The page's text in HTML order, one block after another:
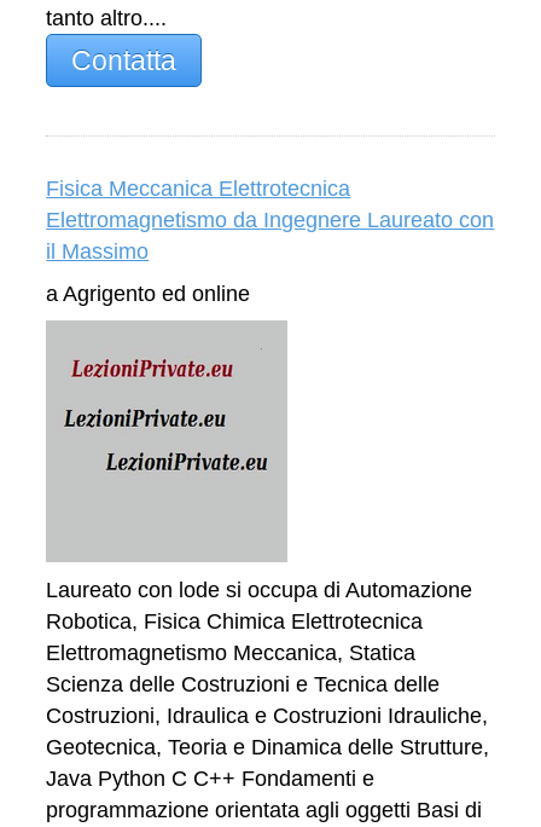
tanto altro....
Contatta
Fisica Meccanica Elettrotecnica
Elettromagnetismo da Ingegnere Laureato con
il Massimo
a Agrigento ed online
Laureato con lode si occupa di Automazione
Robotica, Fisica Chimica Elettrotecnica
Elettromagnetismo Meccanica, Statica
Scienza delle Costruzioni e Tecnica delle
Costruzioni, Idraulica e Costruzioni Idrauliche,
Geotecnica, Teoria e Dinamica delle Strutture,
Java Python C C++ Fondamenti e
programmazione orientata agli oggetti Basi di